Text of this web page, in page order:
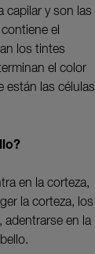
capilar y son las
el
los tintes
el color
están las células
en la corteza,
la corteza, los
adentrarse en la